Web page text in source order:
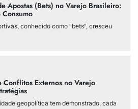
Apostas (Bets) no Varejo Brasileiro:
Consumo
conhecido como "bets", cresceu
Conflitos Externos no Varejo
geopolítica tem demonstrado, cada